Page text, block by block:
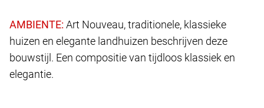
Art Nouveau, traditionele, klassieke
huizen en elegante landhuizen beschrijven deze
bouwstijl. Een compositie van tijdloos klassiek en
elegantie.